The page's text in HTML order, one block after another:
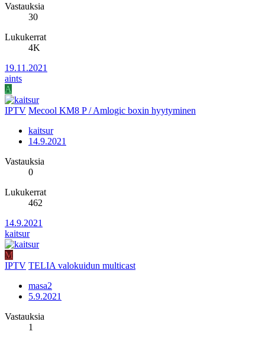
Vastauksia
30
Lukukerrat
4K
19.11.2021
aints
A
IPTV Mecool KM8 P / Amlogic boxin hyytyminen
kaitsur
14.9.2021
Vastauksia
0
Lukukerrat
462
14.9.2021
kaitsur
M
IPTV TELIA valokuidun multicast
masa2
5.9.2021
Vastauksia
1